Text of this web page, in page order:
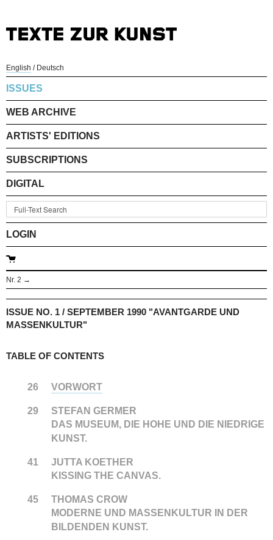
English / Deutsch
ISSUES
WEB ARCHIVE
ARTISTS' EDITIONS
SUBSCRIPTIONS
DIGITAL
LOGIN
Nr. 2 →
ISSUE NO. 1 / SEPTEMBER 1990 "AVANTGARDE UND
MASSENKULTUR"
TABLE OF CONTENTS
26 VORWORT
29
STEFAN GERMER
DAS MUSEUM, DIE HOHE UND DIE NIEDRIGE
KUNST.
41
JUTTA KOETHER
KISSING THE CANVAS.
45
THOMAS CROW
MODERNE UND MASSENKULTUR IN DER
BILDENDEN KUNST.